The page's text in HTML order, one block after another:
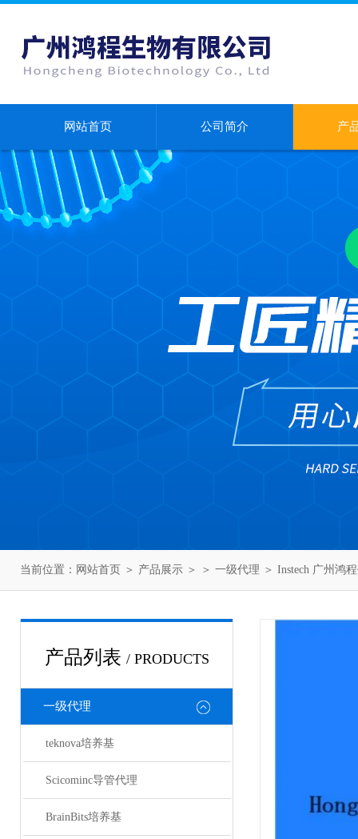
网站首页 公司简介 产
当前位置： 网站首页 ＞ 产品展示 ＞ ＞ 一级代理 ＞ Instech 广州鸿
产品列表 / PRODUCTS
一级代理
teknova培养基
Scicominc导管代理
BrainBits培养基